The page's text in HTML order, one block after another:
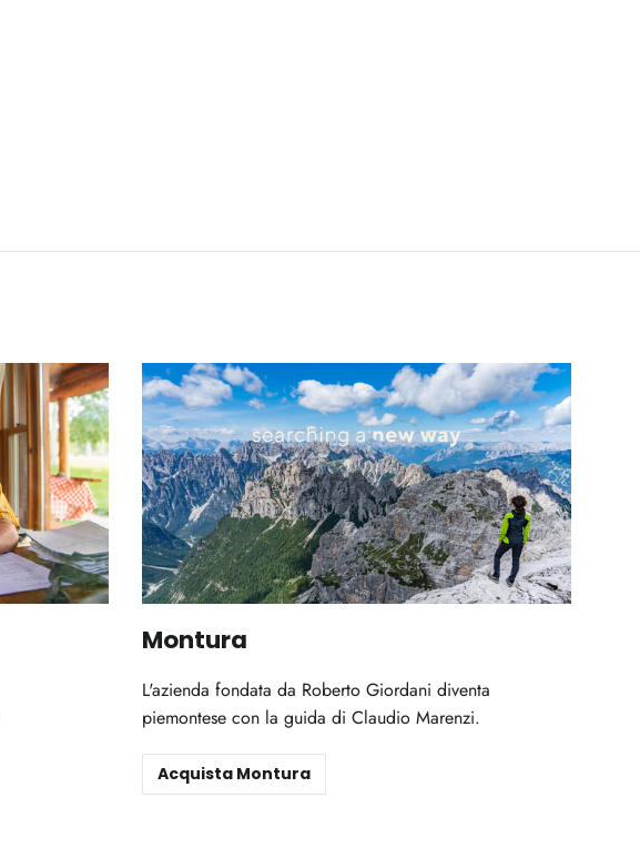
Montura
L'azienda fondata da Roberto Giordani diventa
piemontese con la guida di Claudio Marenzi.
Acquista Montura